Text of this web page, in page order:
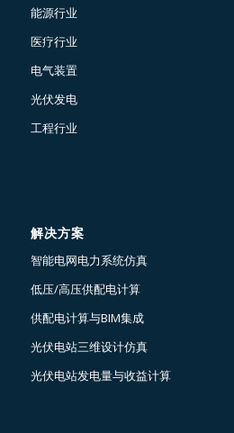
能源行业
医疗行业
电气装置
光伏发电
工程行业
解决方案
智能电网电力系统仿真
低压/高压供配电计算
供配电计算与BIM集成
光伏电站三维设计仿真
光伏电站发电量与收益计算